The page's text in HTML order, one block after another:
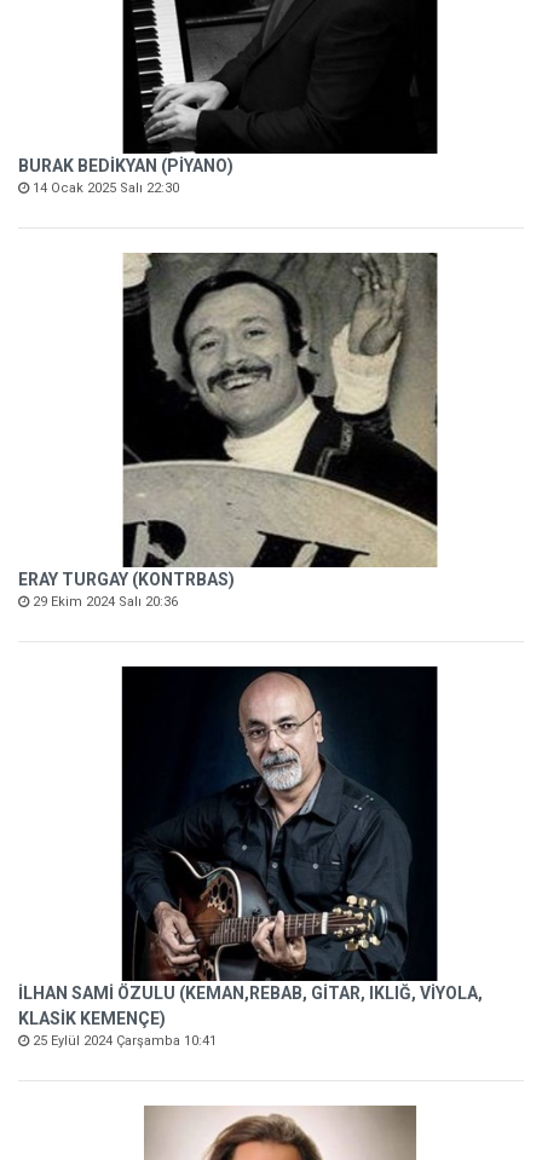
BURAK BEDİKYAN (PİYANO)
14 Ocak 2025 Salı 22:30
ERAY TURGAY (KONTRBAS)
29 Ekim 2024 Salı 20:36
İLHAN SAMİ ÖZULU (KEMAN,REBAB, GİTAR, IKLIĞ, VİYOLA,
KLASİK KEMENÇE)
25 Eylül 2024 Çarşamba 10:41